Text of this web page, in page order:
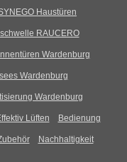
Haustüren
RAUCERO
Wardenburg
Wardenburg
Wardenburg
Lüften Bedienung
Nachhaltigkeit